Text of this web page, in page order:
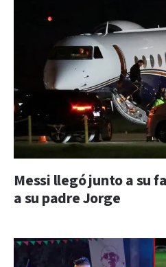
Messi llegó junto a su
a su padre Jorge